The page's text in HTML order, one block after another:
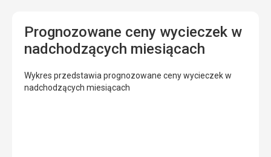
Prognozowane ceny wycieczek w
nadchodzących miesiącach
Wykres przedstawia prognozowane ceny wycieczek w
nadchodzących miesiącach